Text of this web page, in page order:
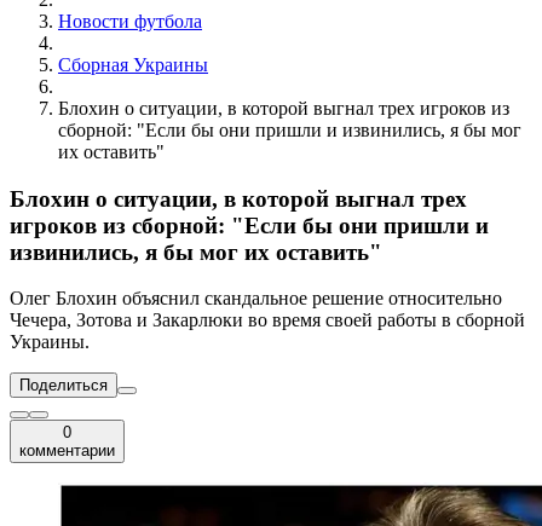
Новости футбола
Сборная Украины
Блохин о ситуации, в которой выгнал трех игроков из
сборной: "Если бы они пришли и извинились, я бы мог
их оставить"
Блохин о ситуации, в которой выгнал трех
игроков из сборной: "Если бы они пришли и
извинились, я бы мог их оставить"
Олег Блохин объяснил скандальное решение относительно
Чечера, Зотова и Закарлюки во время своей работы в сборной
Украины.
Поделиться
0
комментарии